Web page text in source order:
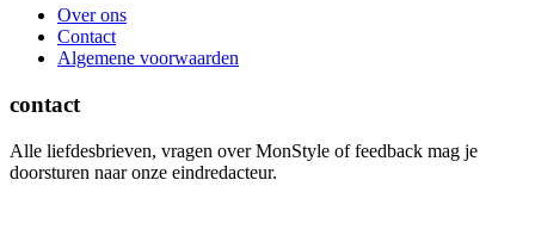
Over ons
Contact
Algemene voorwaarden
contact
Alle liefdesbrieven, vragen over MonStyle of feedback mag je
doorsturen naar onze eindredacteur.